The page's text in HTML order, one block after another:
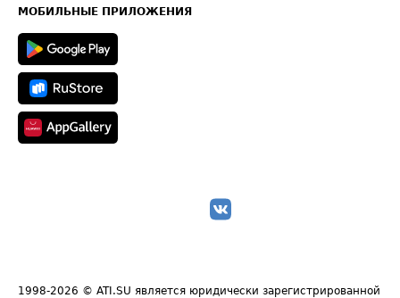
Техническая информация
МОБИЛЬНЫЕ ПРИЛОЖЕНИЯ
1998-2026 © ATI.SU является юридически зарегистрированной